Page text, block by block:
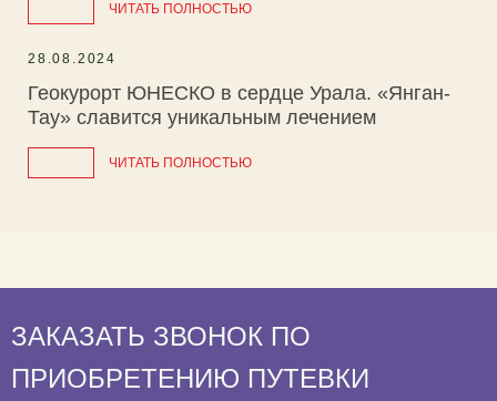
ЧИТАТЬ ПОЛНОСТЬЮ
28.08.2024
Геокурорт ЮНЕСКО в сердце Урала. «Янган-
Тау» славится уникальным лечением
ЧИТАТЬ ПОЛНОСТЬЮ
ЗАКАЗАТЬ ЗВОНОК ПО
ПРИОБРЕТЕНИЮ ПУТЕВКИ